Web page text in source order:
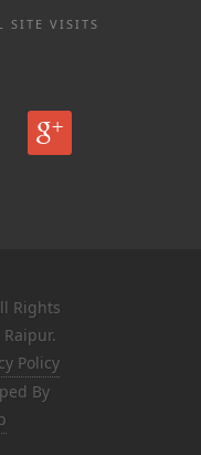
SITE VISITS
Rights
Policy
By